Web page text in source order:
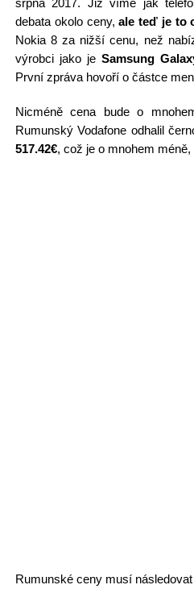
debata okolo ceny,ale teď je to
Nokia 8 za nižší cenu, než
výrobci jako jeSamsung
První zpráva hovoří o částce
Nicméně cena bude o
Rumunský Vodafone odhalil
517.42€, což je o mnohem méně,
Rumunské ceny musí